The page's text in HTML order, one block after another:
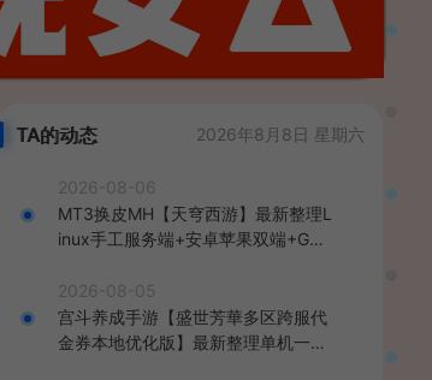
TA的动态 2026年8月8日 星期六
2026-08-06
MT3换皮MH【天穹西游】最新整理L
inux手工服务端+安卓苹果双端+GM
教程
2026-08-05
宫斗养成手游【盛世芳華多区跨服代
金券本地优化版】最新整理单机一键